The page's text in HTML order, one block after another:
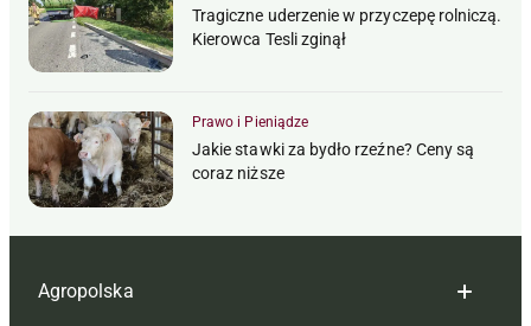
Tragiczne uderzenie w przyczepę rolniczą.
Kierowca Tesli zginął
Prawo i Pieniądze
Jakie stawki za bydło rzeźne? Ceny są
coraz niższe
Agropolska